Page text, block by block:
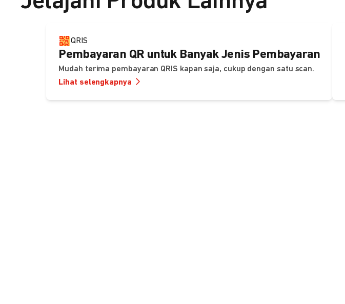
QRIS
Pembayaran QR untuk Banyak Jenis Pembayaran
Mudah terima pembayaran QRIS kapan saja, cukup dengan satu scan.
Lihat selengkapnya